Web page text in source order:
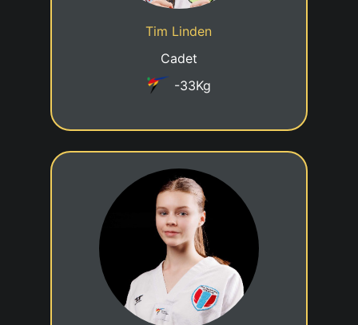
Tim Linden
Cadet
-33Kg
8eme KUP
Date de naissance
28/11/2011
Cadre jeune talent